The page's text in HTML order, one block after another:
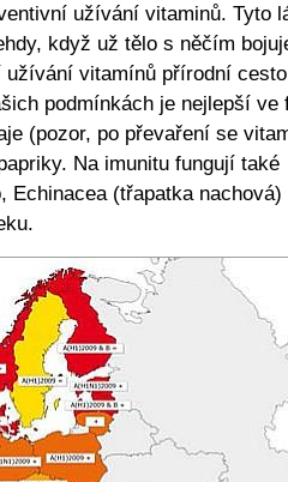
užívání vitaminů. Tyto
když už tělo s něčím
užívání vitamínů přírodní
podmínkách je nejlepší ve
(pozor, po převaření se
Na imunitu fungují také
Echinacea (třapatka nachová)